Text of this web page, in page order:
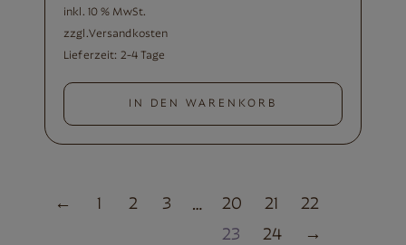
inkl. 10 % MwSt.
zzgl.Versandkosten
Lieferzeit: 2-4 Tage
IN DEN WARENKORB
← 1 2 3 … 20 21
22
23
24 →